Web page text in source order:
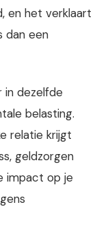
en het verklaart
dan een
in dezelfde
belasting.
relatie krijgt
geldzorgen
impact op je